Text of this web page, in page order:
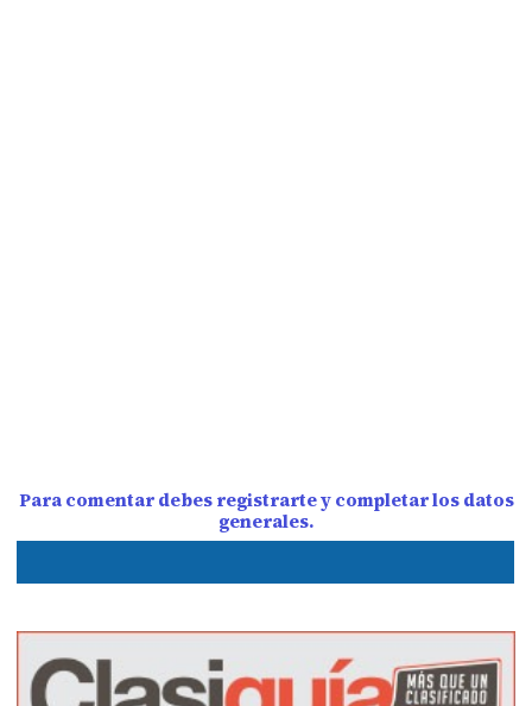
Para comentar debes registrarte y completar los datos
generales.